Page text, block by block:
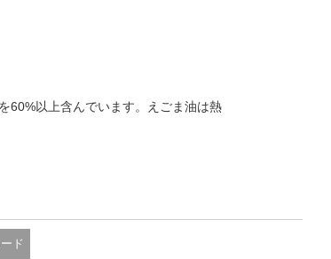
60%以上含んでいます。えごま油は熱
ド